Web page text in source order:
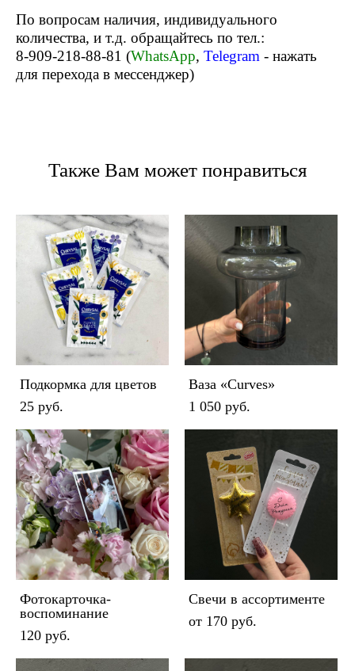
По вопросам наличия, индивидуального
количества, и т.д. обращайтесь по тел.:
8-909-218-88-81 (WhatsApp, Telegram - нажать
для перехода в мессенджер)
Также Вам может понравиться
Подкормка для цветов
25 pуб.
Ваза «Curves»
1 050 pуб.
Фотокарточка-
воспоминание
120 pуб.
Свечи в ассортименте
от 170 pуб.